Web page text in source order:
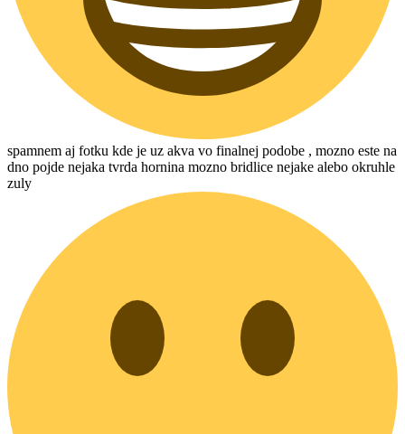
spamnem aj fotku kde je uz akva vo finalnej podobe , mozno este na
dno pojde nejaka tvrda hornina mozno bridlice nejake alebo okruhle
zuly